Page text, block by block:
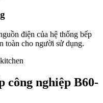
điện của hệ thống bếp
toàn cho người sử dụng.
công nghiệp B60-